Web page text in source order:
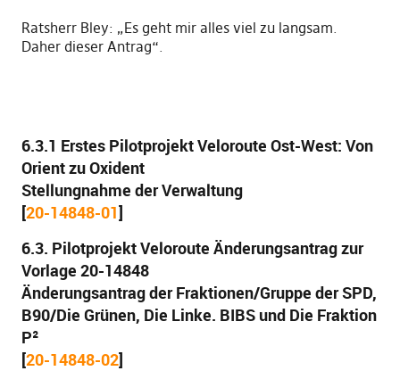
Ratsherr Bley: „Es geht mir alles viel zu langsam.
Daher dieser Antrag“.
6.3.1 Erstes Pilotprojekt Veloroute Ost-West: Von
Orient zu Oxident
Stellungnahme der Verwaltung
[20-14848-01]
6.3. Pilotprojekt Veloroute Änderungsantrag zur
Vorlage 20-14848
Änderungsantrag der Fraktionen/Gruppe der SPD,
B90/Die Grünen, Die Linke. BIBS und Die Fraktion
P²
[20-14848-02]